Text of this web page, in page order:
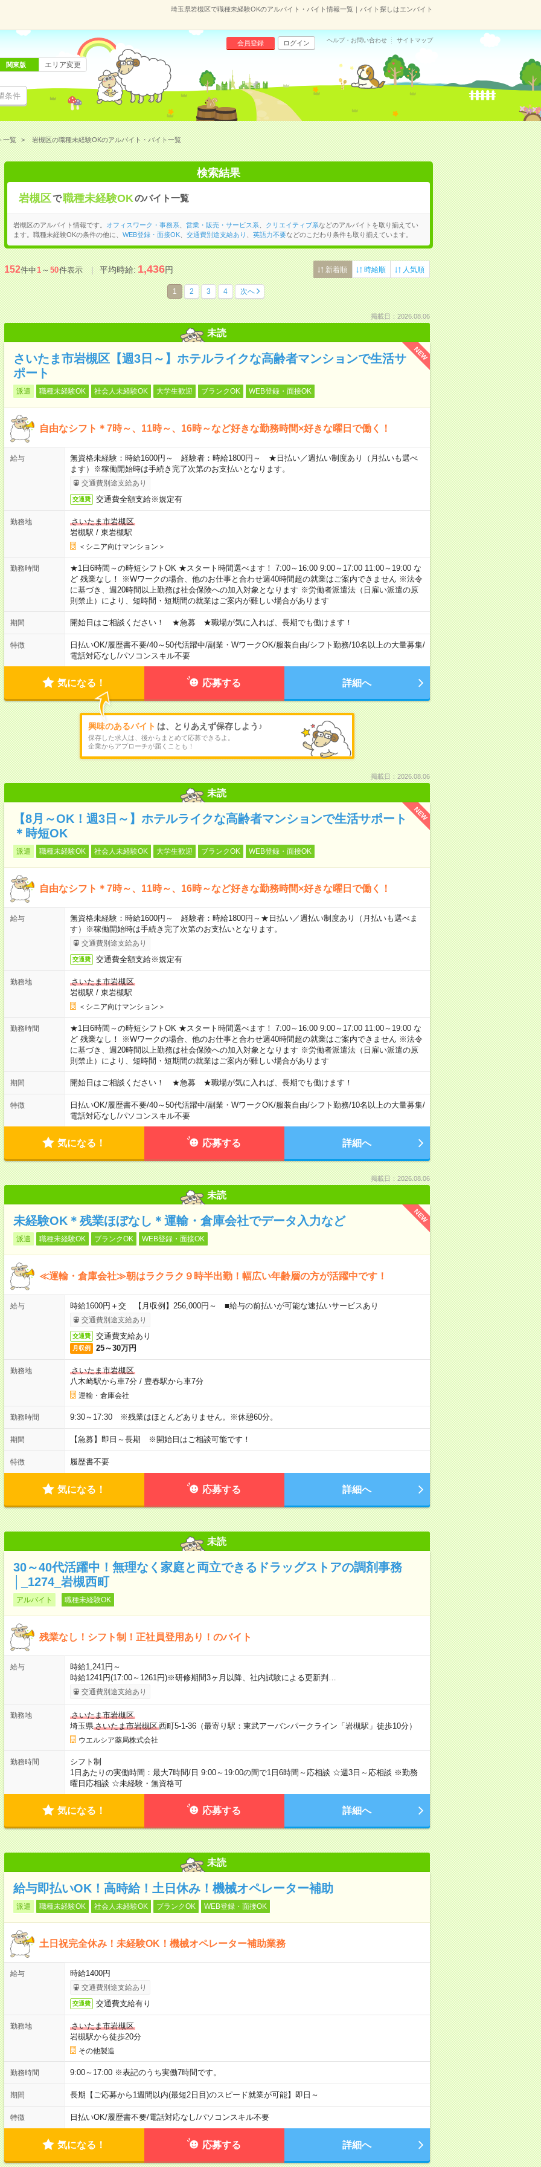
埼玉県岩槻区で職種未経験OKのアルバイト・バイト情報一覧｜バイト探しはエンバイト
条件
会員登録 ログイン ヘルプ・お問い合わせ サイトマップ
関東版 エリア変更
一覧 岩槻区の職種未経験OKのアルバイト・バイト一覧
検索結果
岩槻区で職種未経験OKのバイト一覧
岩槻区のアルバイト情報です。 オフィスワーク・事務系 営業・販売・サービス系 クリエイティブ系などのアルバイトを取り揃えてい
ます。職種未経験OKの条件の他に、 WEB登録・面接OK、 交通費別途支給あり 英語力不要などのこだわり条件も取り揃えています。
152件中1～50件表示 平均時給:1,436円 新着順 時給順 人気順
1 2 3 4 次へ
掲載日：2026.08.06
未読
NEW
さいたま市岩槻区【週3日～】ホテルライクな高齢者マンションで生活サ
ポート
派遣 職種未経験OK 社会人未経験OK 大学生歓迎 ブランクOK WEB登録・面接OK
自由なシフト＊7時～、11時～、16時～など好きな勤務時間×好きな曜日で働く！
給与
無資格未経験：時給1600円～ 経験者：時給1800円～ ★日払い／週払い制度あり（月払いも選べ
ます）※稼働開始時は手続き完了次第のお支払いとなります。
交通費別途支給あり
交通費 交通費全額支給※規定有
勤務地
さいたま市岩槻区
岩槻駅 / 東岩槻駅
＜シニア向けマンション＞
勤務時間
★1日6時間～の時短シフトOK ★スタート時間選べます！ 7:00～16:00 9:00～17:00 11:00～19:00 な
ど 残業なし！ ※Wワークの場合、他のお仕事と合わせ週40時間超の就業はご案内できません ※法令
に基づき、週20時間以上勤務は社会保険への加入対象となります ※労働者派遣法（日雇い派遣の原
則禁止）により、短時間・短期間の就業はご案内が難しい場合があります
期間 開始日はご相談ください！ ★急募 ★職場が気に入れば、長期でも働けます！
特徴 日払いOK/履歴書不要/40～50代活躍中/副業・WワークOK/服装自由/シフト勤務/10名以上の大量募集/
電話対応なし/パソコンスキル不要
気になる！ 応募する 詳細へ
興味のあるバイト は、とりあえず保存しよう♪
保存した求人は、後からまとめて応募できるよ。
企業からアプローチが届くことも！
掲載日：2026.08.06
未読
NEW
【8月～OK！週3日～】ホテルライクな高齢者マンションで生活サポート
＊時短OK
派遣 職種未経験OK 社会人未経験OK 大学生歓迎 ブランクOK WEB登録・面接OK
自由なシフト＊7時～、11時～、16時～など好きな勤務時間×好きな曜日で働く！
給与
無資格未経験：時給1600円～ 経験者：時給1800円～★日払い／週払い制度あり（月払いも選べま
す）※稼働開始時は手続き完了次第のお支払いとなります。
交通費別途支給あり
交通費 交通費全額支給※規定有
勤務地
さいたま市岩槻区
岩槻駅 / 東岩槻駅
＜シニア向けマンション＞
勤務時間
★1日6時間～の時短シフトOK ★スタート時間選べます！ 7:00～16:00 9:00～17:00 11:00～19:00 な
ど 残業なし！ ※Wワークの場合、他のお仕事と合わせ週40時間超の就業はご案内できません ※法令
に基づき、週20時間以上勤務は社会保険への加入対象となります ※労働者派遣法（日雇い派遣の原
則禁止）により、短時間・短期間の就業はご案内が難しい場合があります
期間 開始日はご相談ください！ ★急募 ★職場が気に入れば、長期でも働けます！
特徴 日払いOK/履歴書不要/40～50代活躍中/副業・WワークOK/服装自由/シフト勤務/10名以上の大量募集/
電話対応なし/パソコンスキル不要
気になる！ 応募する 詳細へ
掲載日：2026.08.06
未読
NEW
未経験OK＊残業ほぼなし＊運輸・倉庫会社でデータ入力など
派遣 職種未経験OK ブランクOK WEB登録・面接OK
≪運輸・倉庫会社≫朝はラクラク９時半出勤！幅広い年齢層の方が活躍中です！
給与 時給1600円＋交 【月収例】256,000円～ ■給与の前払いが可能な速払いサービスあり
交通費別途支給あり
交通費 交通費支給あり
月収例 25～30万円
勤務地
さいたま市岩槻区
八木崎駅から車7分/ 豊春駅から車7分
運輸・倉庫会社
勤務時間 9:30～17:30 ※残業はほとんどありません。※休憩60分。
期間 【急募】即日～長期 ※開始日はご相談可能です！
特徴 履歴書不要
気になる！ 応募する 詳細へ
未読
30～40代活躍中！無理なく家庭と両立できるドラッグストアの調剤事務
│_1274_岩槻西町
アルバイト 職種未経験OK
残業なし！シフト制！正社員登用あり！のバイト
給与
時給1,241円～
時給1241円(17:00～1261円)※研修期間3ヶ月以降、社内試験による更新判…
交通費別途支給あり
勤務地
さいたま市岩槻区
埼玉県さいたま市岩槻区西町5-1-36（最寄り駅：東武アーバンパークライン「岩槻駅」徒歩10分）
ウエルシア薬局株式会社
勤務時間
シフト制
1日あたりの実働時間：最大7時間/日 9:00～19:00の間で1日6時間～応相談 ☆週3日～応相談 ※勤務
曜日応相談 ☆未経験・無資格可
気になる！ 応募する 詳細へ
未読
給与即払いOK！高時給！土日休み！機械オペレーター補助
派遣 職種未経験OK 社会人未経験OK ブランクOK WEB登録・面接OK
土日祝完全休み！未経験OK！機械オペレーター補助業務
給与 時給1400円
交通費別途支給あり
交通費 交通費支給有り
勤務地
さいたま市岩槻区
岩槻駅から徒歩20分
その他製造
勤務時間 9:00～17:00 ※表記のうち実働7時間です。
期間 長期【ご応募から1週間以内(最短2日目)のスピード就業が可能】即日～
特徴 日払いOK/履歴書不要/電話対応なし/パソコンスキル不要
気になる！ 応募する 詳細へ